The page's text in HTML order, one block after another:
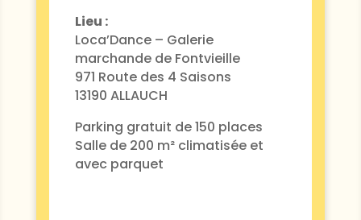
Lieu :
Loca’Dance – Galerie
marchande de Fontvieille
971 Route des 4 Saisons
13190 ALLAUCH
Parking gratuit de 150 places
Salle de 200 m² climatisée et
avec parquet